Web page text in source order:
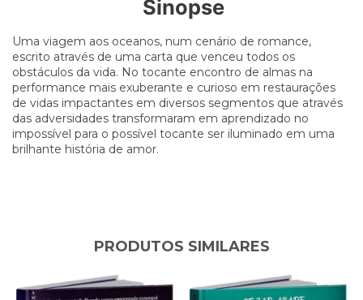
Sinopse
Uma viagem aos oceanos, num cenário de romance,
escrito através de uma carta que venceu todos os
obstáculos da vida. No tocante encontro de almas na
performance mais exuberante e curioso em restaurações
de vidas impactantes em diversos segmentos que através
das adversidades transformaram em aprendizado no
impossível para o possível tocante ser iluminado em uma
brilhante história de amor.
PRODUTOS SIMILARES